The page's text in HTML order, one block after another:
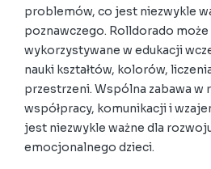
problemów, co jest niezwykle
poznawczego. Rolldorado
wykorzystywane w edukacji
nauki kształtów, kolorów,
przestrzeni. Wspólna zabawa w
współpracy, komunikacji i
jest niezwykle ważne dla
emocjonalnego dzieci.